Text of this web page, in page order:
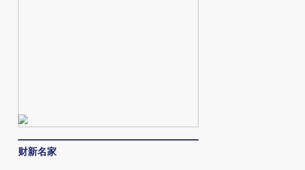
财新名家